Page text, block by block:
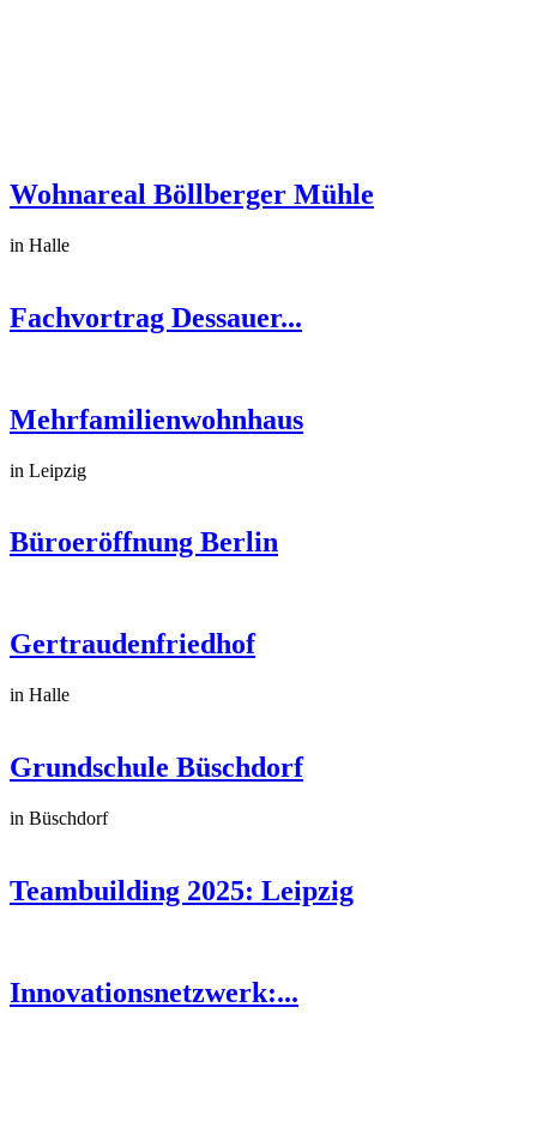
Wohnareal Böllberger Mühle
in Halle
Fachvortrag Dessauer...
Mehrfamilienwohnhaus
in Leipzig
Büroeröffnung Berlin
Gertraudenfriedhof
in Halle
Grundschule Büschdorf
in Büschdorf
Teambuilding 2025: Leipzig
Innovationsnetzwerk:...